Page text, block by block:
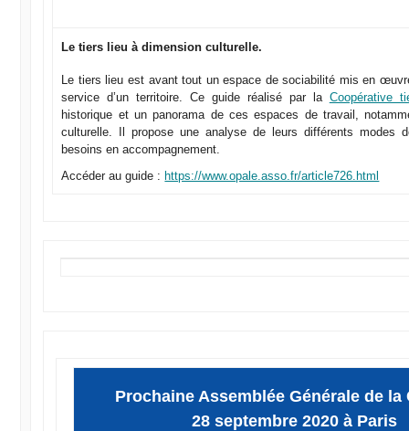
Le tiers lieu à dimension culturelle.
Le tiers lieu est avant tout un espace de sociabilité mis en
service d’un territoire. Ce guide réalisé par la Coopérative
historique et un panorama de ces espaces de travail,
culturelle. Il propose une analyse de leurs différents modes
besoins en accompagnement.
Accéder au guide : https://www.opale.asso.fr/article726.html
Prochaine Assemblée Générale de la
28 septembre 2020 à Paris